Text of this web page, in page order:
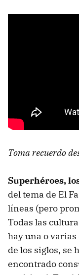
Toma recuerdo
Superhéroes,
del tema de El
líneas (pero
Todas las
hay una o varias
de los siglos, se
encontrado